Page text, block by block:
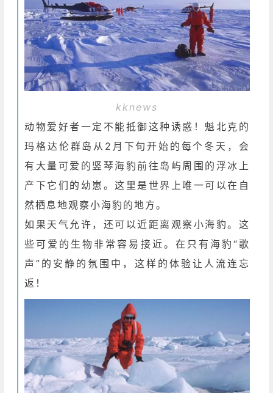
kknews
动物爱好者一定不能抵御这种诱惑！魁北克的
玛格达伦群岛从2月下旬开始的每个冬天，会
有大量可爱的竖琴海豹前往岛屿周围的浮冰上
产下它们的幼崽。这里是世界上唯一可以在自
然栖息地观察小海豹的地方。
如果天气允许，还可以近距离观察小海豹。这
些可爱的生物非常容易接近。在只有海豹“歌
声”的安静的氛围中，这样的体验让人流连忘
返！